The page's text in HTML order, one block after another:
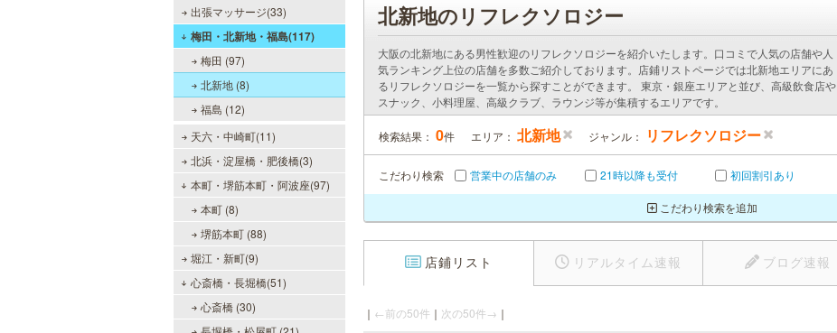
出張マッサージ(33)
梅田・北新地・福島(117)
梅田 (97)
北新地 (8)
福島 (12)
天六・中崎町(11)
北浜・淀屋橋・肥後橋(3)
本町・堺筋本町・阿波座(97)
本町 (8)
堺筋本町 (88)
堀江・新町(9)
心斎橋・長堀橋(51)
心斎橋 (30)
北新地のリフレクソロジー
大阪の北新地にある男性歓迎のリフレクソロジーを紹介いたします。口コミで人気の店舗や人
気ランキング上位の店舗を多数ご紹介しております。店鋪リストページでは北新地エリアにあ
るリフレクソロジーを一覧から探すことができます。 東京・銀座エリアと並び、高級飲食店や
スナック、小料理屋、高級クラブ、ラウンジ等が集積するエリアです。
検索結果： 0件 エリア： 北新地 ジャンル： リフレクソロジー
こだわり検索 営業中の店舗のみ 21時以降も受付 初回割引あり
こだわり検索を追加
店鋪リスト リアルタイム速報 ブログ速報
｜ ←前の50件 ｜ 次の50件→ ｜